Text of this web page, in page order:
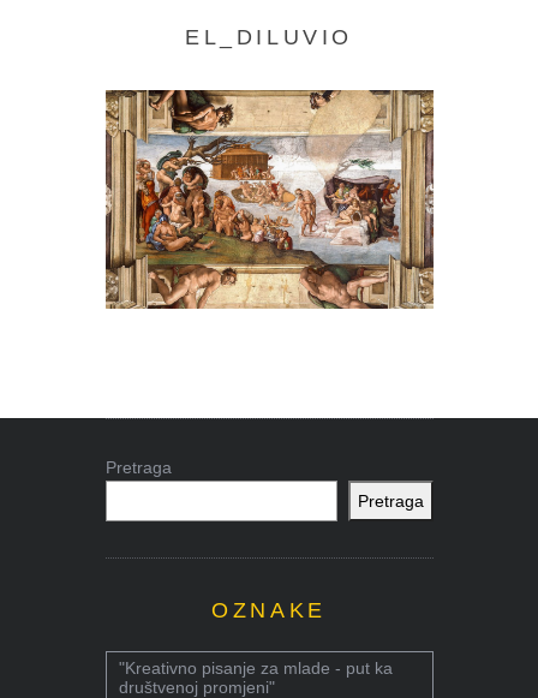
EL_DILUVIO
Pretraga
Pretraga
OZNAKE
"Kreativno pisanje za mlade - put ka
društvenoj promjeni"